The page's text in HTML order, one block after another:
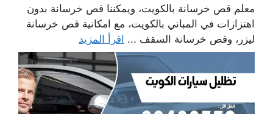
معلم قص خرسانة بالكويت، ويمكننا قص خرسانة بدون
اهتزازات في المباني بالكويت، مع امكانية قص خرسانة
ليزر، وقص خرسانة السقف ... اقرأ المزيد